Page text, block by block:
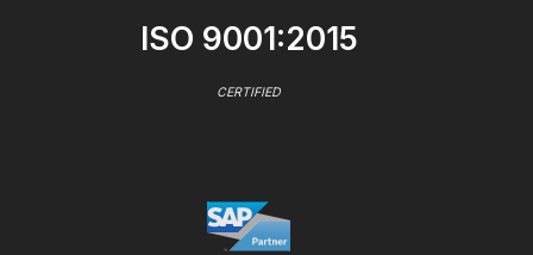
ISO 9001:2015
CERTIFIED